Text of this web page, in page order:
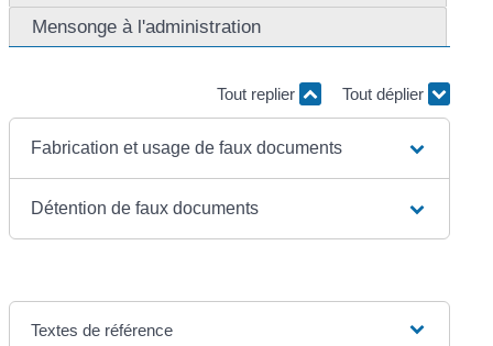
Mensonge à l'administration
Tout replier Tout déplier
Fabrication et usage de faux documents
Détention de faux documents
Textes de référence